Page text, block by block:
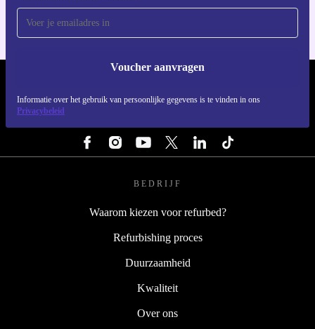
Voucher aanvragen
Informatie over het gebruik van persoonlijke gegevens is te vinden in ons
Privacybeleid
BEDRIJF
Waarom kiezen voor refurbed?
Refurbishing proces
Duurzaamheid
Kwaliteit
Over ons